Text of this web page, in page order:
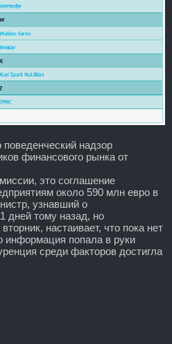
надзор
финансового рынка от
это соглашение
около 590 млн евро в
узнавший о
дней тому назад, но
настаивает, что пока нет
информация попала в руки
среди факторов достигла